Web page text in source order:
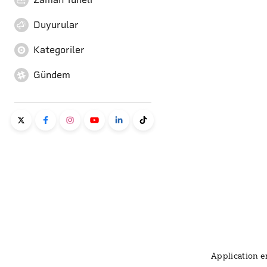
Duyurular
Kategoriler
Gündem
Application